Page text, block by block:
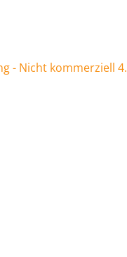
- Nicht kommerziell